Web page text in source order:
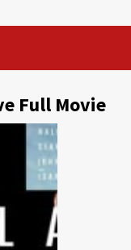
Full Movie